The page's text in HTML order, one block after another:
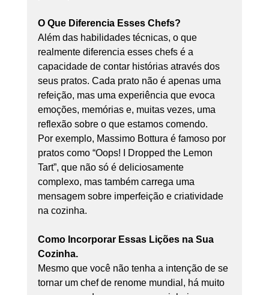
O Que Diferencia Esses Chefs?
Além das habilidades técnicas, o que
realmente diferencia esses chefs é a
capacidade de contar histórias através dos
seus pratos. Cada prato não é apenas uma
refeição, mas uma experiência que evoca
emoções, memórias e, muitas vezes, uma
reflexão sobre o que estamos comendo.
Por exemplo, Massimo Bottura é famoso por
pratos como “Oops! I Dropped the Lemon
Tart”, que não só é deliciosamente
complexo, mas também carrega uma
mensagem sobre imperfeição e criatividade
na cozinha.
Como Incorporar Essas Lições na Sua
Cozinha.
Mesmo que você não tenha a intenção de se
tornar um chef de renome mundial, há muito